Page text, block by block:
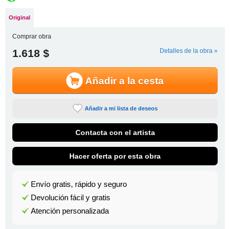
Original
Comprar obra
1.618 $ Detalles de la obra »
Añadir a la cesta
Añadir a mi lista de deseos
Contacta con el artista
Hacer oferta por esta obra
Envío gratis, rápido y seguro
Devolución fácil y gratis
Atención personalizada